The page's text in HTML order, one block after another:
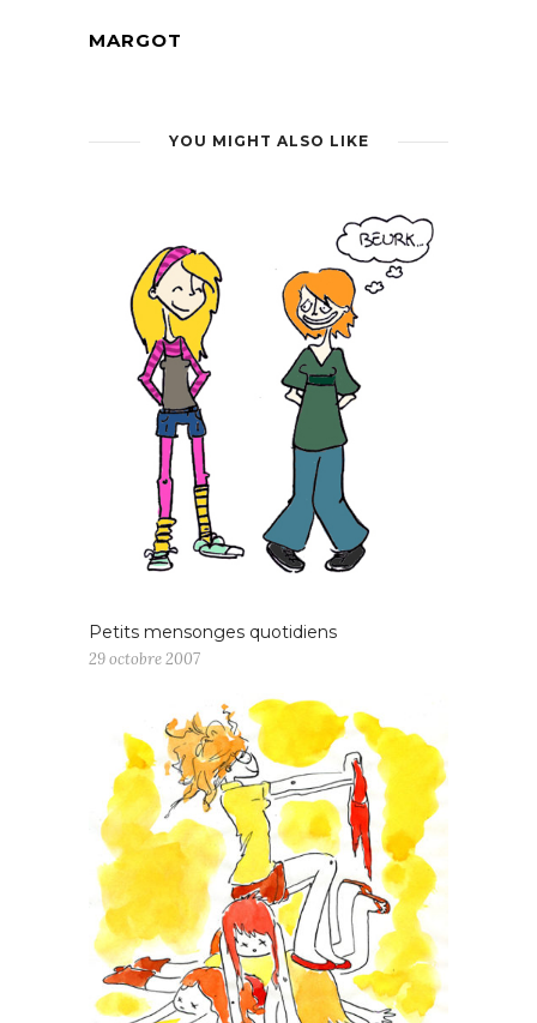
MARGOT
YOU MIGHT ALSO LIKE
Petits mensonges quotidiens
29 octobre 2007